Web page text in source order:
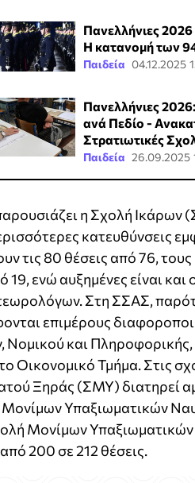
Πανελλήνιες 2026
Η κατανομή των
Παιδεία 04.12.2025
Πανελλήνιες
ανά Πεδίο -
Στρατιωτικές
Παιδεία 26.09.2025
η Σχολή Ικάρων
κατευθύνσεις
τις 80 θέσεις από 76,
19, ενώ αυξημένες είναι
Στη ΣΣΑΣ,
επιμέρους
και Πληροφορικής,
Οικονομικό Τμήμα. Στις
Ξηράς (ΣΜΥ) διατηρεί
Υπαξιωματικών
Μονίμων
200 σε 212 θέσεις.